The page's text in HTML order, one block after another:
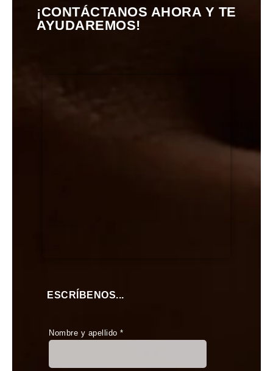
¡CONTÁCTANOS AHORA Y TE
AYUDAREMOS!
ESCRÍBENOS...
Nombre y apellido *